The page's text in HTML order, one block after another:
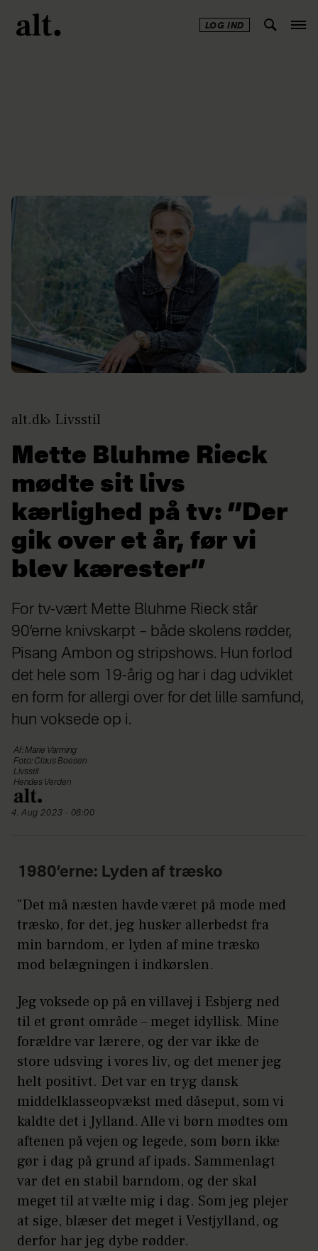
LOG IND
alt.dk Livsstil
Mette Bluhme Rieck
mødte sit livs
kærlighed på tv: ”Der
gik over et år, før vi
blev kærester”
For tv-vært Mette Bluhme Rieck står
90’erne knivskarpt – både skolens rødder,
Pisang Ambon og stripshows. Hun forlod
det hele som 19-årig og har i dag udviklet
en form for allergi over for det lille samfund,
hun voksede op i.
Af: Marie Varming
Foto: Claus Boesen
Livsstil
Hendes Verden
4. Aug 2023 - 06:00
1980’erne: Lyden af træsko
"Det må næsten havde været på mode med
træsko, for det, jeg husker allerbedst fra
min barndom, er lyden af mine træsko
mod belægningen i indkørslen.
Jeg voksede op på en villavej i Esbjerg ned
til et grønt område – meget idyllisk. Mine
forældre var lærere, og der var ikke de
store udsving i vores liv, og det mener jeg
helt positivt. Det var en tryg dansk
middelklasseopvækst med dåseput, som vi
kaldte det i Jylland. Alle vi børn mødtes om
aftenen på vejen og legede, som børn ikke
gør i dag på grund af ipads. Sammenlagt
var det en stabil barndom, og der skal
meget til at vælte mig i dag. Som jeg plejer
at sige, blæser det meget i Vestjylland, og
derfor har jeg dybe rødder.